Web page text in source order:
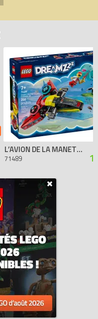
L’AVION DE LA MANETTE DE COOPER
71489